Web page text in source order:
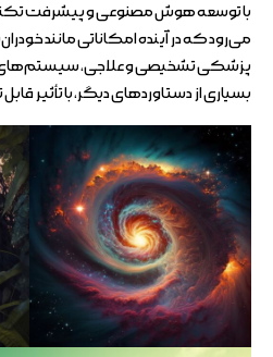
با توسعه هوش مصنوعی و پیشرفت
می‌رود که در آینده امکاناتی مانند
پزشکی تشخیصی و علاجی،
بسیاری از دستاوردهای دیگر، با تأثیر